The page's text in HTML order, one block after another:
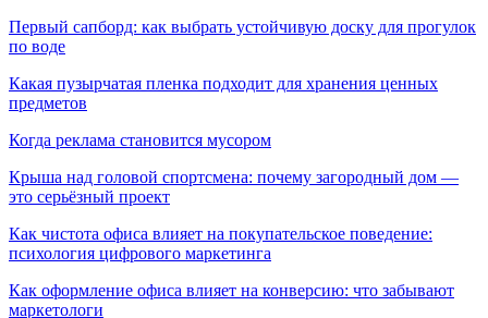
Первый сапборд: как выбрать устойчивую доску для прогулок
по воде
Какая пузырчатая пленка подходит для хранения ценных
предметов
Когда реклама становится мусором
Крыша над головой спортсмена: почему загородный дом —
это серьёзный проект
Как чистота офиса влияет на покупательское поведение:
психология цифрового маркетинга
Как оформление офиса влияет на конверсию: что забывают
маркетологи